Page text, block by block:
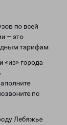
по всей
– это
тарифам.
«из» города
по
Лебяжье